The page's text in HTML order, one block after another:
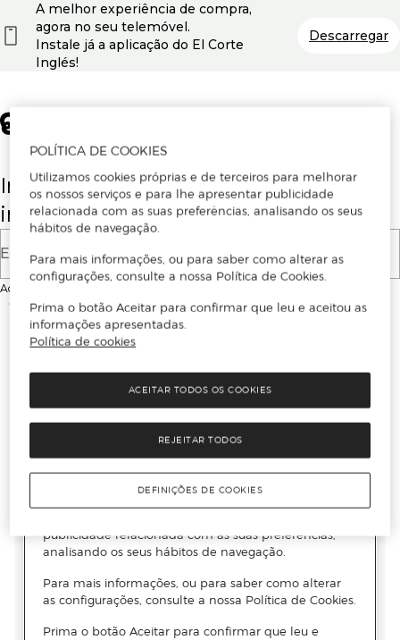
Insira o seu email para se registar ou
iniciar sessão.
E-mail
Ao continuar, aceitas as
A melhor experiência de compra,
agora no seu telemóvel.
Instale já a aplicação do El Corte
Inglés!
Descarregar
POLÍTICA DE COOKIES
Utilizamos cookies próprias e de terceiros para melhorar
os nossos serviços e para lhe apresentar publicidade
relacionada com as suas preferências, analisando os seus
hábitos de navegação.
Para mais informações, ou para saber como alterar as
configurações, consulte a nossa Política de Cookies.
Prima o botão Aceitar para confirmar que leu e aceitou as
informações apresentadas.
Política de cookies
REJEITAR TODOS
ACEITAR TODOS OS COOKIES
DEFINIÇÕES DE COOKIES